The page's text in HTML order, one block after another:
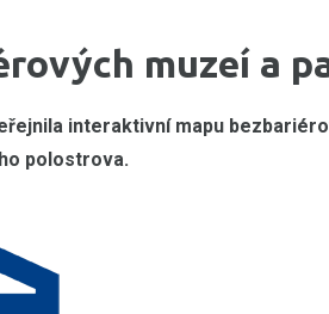
muzeí a
interaktivní mapu
polostrova.